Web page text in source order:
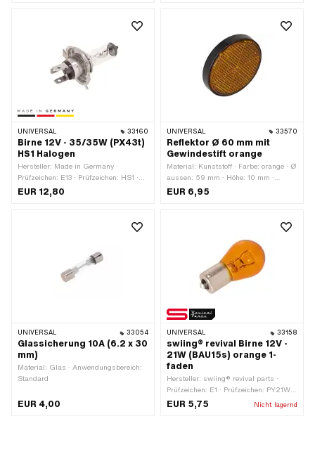
UNIVERSAL 33160
Birne 12V - 35/35W (PX43t)
HS1 Halogen
Hersteller: Made in Germany ·
Prüfzeichen: E13 · Prüfzeichen: HS1 ·
Spannung: 12 V · Farbe: weiss ·
Leistung: 35 W · Leuchtmittelfassung:
Gesamtlänge: 78 mm · Ø Lampenkopf:
EUR 12,80
UNIVERSAL 33570
Reflektor Ø 60 mm mit
Gewindestift orange
Material: Kunststoff · Farbe: orange · Ø
aussen: 59 mm · Höhe: 10 mm ·
Befestigungsart: Muttern · Anzahl
Befestigungspunkte: 1 Stk.
EUR 6,95
UNIVERSAL 33054
Glassicherung 10A (6.2 x 30
mm)
Material: Glas · Anwendungsbereich:
Standard
EUR 4,00
UNIVERSAL 33158
swiing® revival Birne 12V -
21W (BAU15s) orange 1-
faden
Hersteller: swiing® revival parts ·
Prüfzeichen: E1 · Prüfzeichen: PY21W ·
Spannung: 12 V · Farbe: orange ·
EUR 5,75 Nicht lagernd